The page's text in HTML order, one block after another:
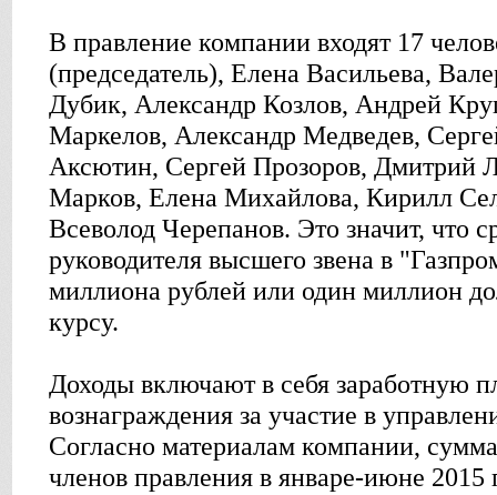
В правление компании входят 17
(председатель), Елена Васильева,
Дубик, Александр Козлов, Андрей
Маркелов, Александр Медведев,
Аксютин, Сергей Прозоров, Дмитрий
Марков, Елена Михайлова, Кирилл
Всеволод Черепанов. Это значит, что
руководителя высшего звена в
миллиона рублей или один миллион
курсу.
Доходы включают в себя заработную
вознаграждения за участие в
Согласно материалам компании,
членов правления в январе-июне 2015